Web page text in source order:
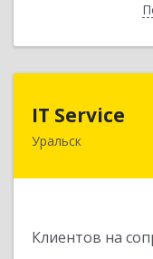
IT Service
Уральск
Клиентов на
Казахстан ,